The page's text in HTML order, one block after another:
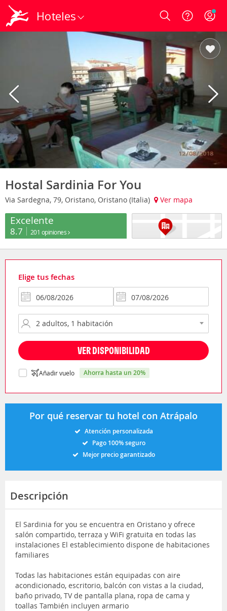
Hoteles Login
Hostal Sardinia For You
Via Sardegna, 79, Oristano, Oristano (Italia) Ver mapa
Excelente
8.7 201 opiniones
Elige tus fechas
VER DISPONIBILIDAD
Añadir vuelo ahorra hasta un 20%
Por qué reservar tu hotel con Atrápalo
Atención personalizada
Pago 100% seguro
Mejor precio garantizado
Descripción
El Sardinia for you se encuentra en Oristano y ofrece
salón compartido, terraza y WiFi gratuita en todas las
instalaciones El establecimiento dispone de habitaciones
familiares
Todas las habitaciones están equipadas con aire
acondicionado, escritorio, balcón con vistas a la ciudad,
baño privado, TV de pantalla plana, ropa de cama y
toallas También incluyen armario